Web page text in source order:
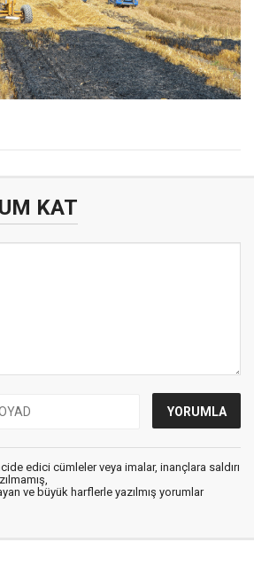
KAT
edici cümleler veya imalar, inançlara saldırı
ve büyük harflerle yazılmış yorumlar